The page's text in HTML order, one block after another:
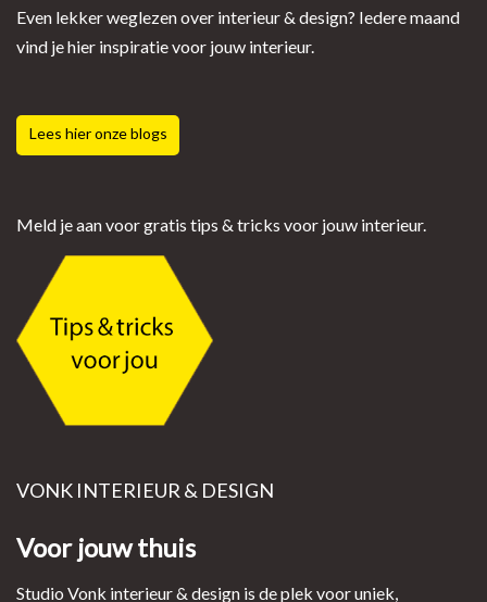
Even lekker weglezen over interieur & design? Iedere maand
vind je hier inspiratie voor jouw interieur.
Lees hier onze blogs
Meld je aan voor gratis tips & tricks voor jouw interieur.
VONK INTERIEUR & DESIGN
Voor jouw thuis
Studio Vonk interieur & design is de plek voor uniek,